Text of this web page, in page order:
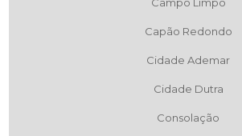
Capão Redondo
Cidade Ademar
Cidade Dutra
Consolação